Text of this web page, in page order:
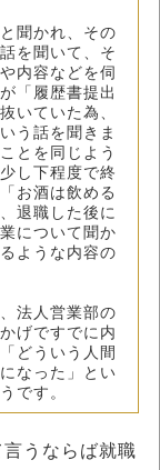
聞かれ、その
を聞いて、そ
内容などを伺
「履歴書提出
いていた為、
う話を聞きま
とを同じよう
し下程度で終
お酒は飲める
退職した後に
について聞か
ような内容の
法人営業部の
げですでに内
どういう人間
なった」とい
です。
うならば就職